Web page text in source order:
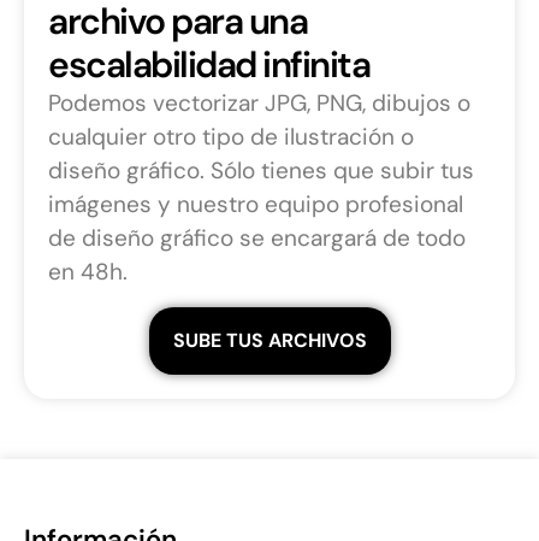
archivo para una
escalabilidad infinita
Podemos vectorizar JPG, PNG, dibujos o
cualquier otro tipo de ilustración o
diseño gráfico. Sólo tienes que subir tus
imágenes y nuestro equipo profesional
de diseño gráfico se encargará de todo
en 48h.
SUBE TUS ARCHIVOS